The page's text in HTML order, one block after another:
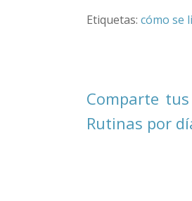
Etiquetas: cómo se
Comparte
Rutinas por